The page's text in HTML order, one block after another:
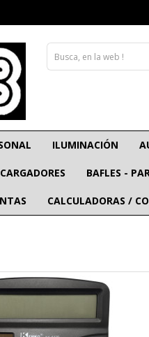
ILUMINACIÓN
BAFLES -
CALCULADORAS /